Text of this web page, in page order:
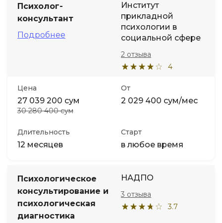
Психолог-
консультант
Подробнее
Институт
прикладной
психологии в
социальной сфере
4
2 отзыва
Цена
27 039 200 сум
30 280 400 сум
От
2 029 400 сум/мес
Длительность
12 месяцев
Старт
в любое время
Психологическое
консультирование и
психологическая
диагностика
НАДПО
3.7
3 отзыва